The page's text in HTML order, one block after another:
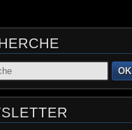
OK